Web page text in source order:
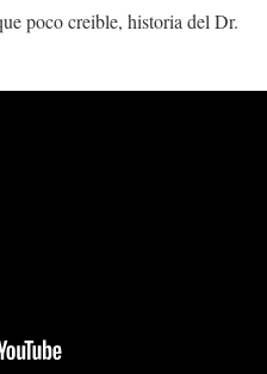
poco creible, historia del Dr.